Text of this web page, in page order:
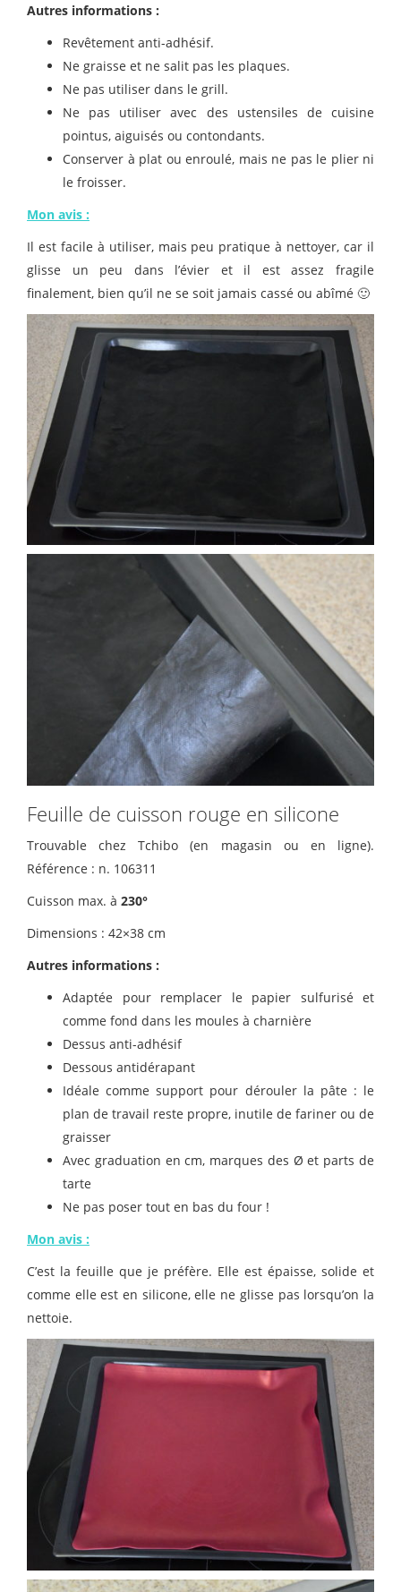
Autres informations :
Revêtement anti-adhésif.
Ne graisse et ne salit pas les plaques.
Ne pas utiliser dans le grill.
Ne pas utiliser avec des ustensiles de cuisine
pointus, aiguisés ou contondants.
Conserver à plat ou enroulé, mais ne pas le plier ni
le froisser.
Mon avis :
Il est facile à utiliser, mais peu pratique à nettoyer, car il
glisse un peu dans l’évier et il est assez fragile
finalement, bien qu’il ne se soit jamais cassé ou abîmé 🙂
Feuille de cuisson rouge en silicone
Trouvable chez Tchibo (en magasin ou en ligne).
Référence : n. 106311
Cuisson max. à 230°
Dimensions : 42×38 cm
Autres informations :
Adaptée pour remplacer le papier sulfurisé et
comme fond dans les moules à charnière
Dessus anti-adhésif
Dessous antidérapant
Idéale comme support pour dérouler la pâte : le
plan de travail reste propre, inutile de fariner ou de
graisser
Avec graduation en cm, marques des Ø et parts de
tarte
Ne pas poser tout en bas du four !
Mon avis :
C’est la feuille que je préfère. Elle est épaisse, solide et
comme elle est en silicone, elle ne glisse pas lorsqu’on la
nettoie.